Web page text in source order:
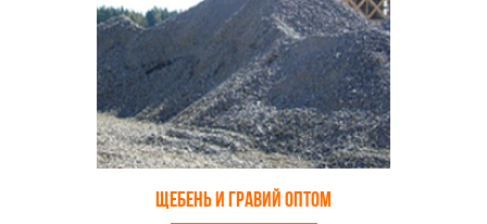
Щебень и гравий оптом